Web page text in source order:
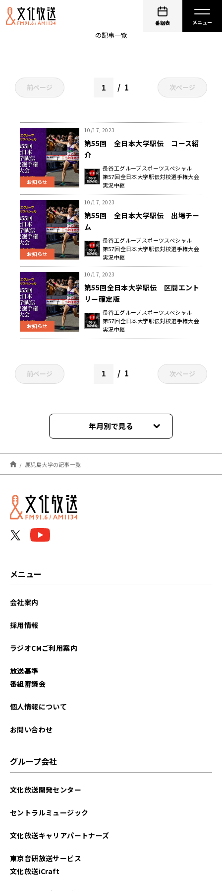
番組表
の記事一覧
前ページ 1 次ページ
お知らせ
10/17, 2023
第55回 全日本大学駅伝 コース紹
介
長谷工グループスポーツスペシャル
第57回全日本大学駅伝対校選手権大会
実況中継
お知らせ
10/17, 2023
第55回 全日本大学駅伝 出場チー
ム
長谷工グループスポーツスペシャル
第57回全日本大学駅伝対校選手権大会
実況中継
お知らせ
10/17, 2023
第55回全日本大学駅伝 区間エント
リー確定版
長谷工グループスポーツスペシャル
第57回全日本大学駅伝対校選手権大会
実況中継
前ページ 1 次ページ
年月別で見る
2024年10月
2023年11月
2023年10月
鹿児島大学の記事一覧
メニュー
会社案内
採用情報
ラジオCMご利用案内
放送基準
番組審議会
個人情報について
お問い合わせ
グループ会社
文化放送開発センター
セントラルミュージック
文化放送キャリアパートナーズ
東京音研放送サービス
文化放送iCraft